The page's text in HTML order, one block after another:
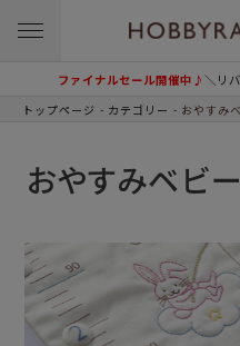
ファイナルセール開催中♪＼リ
トップページ カテゴリー おやすみ
おやすみベビ